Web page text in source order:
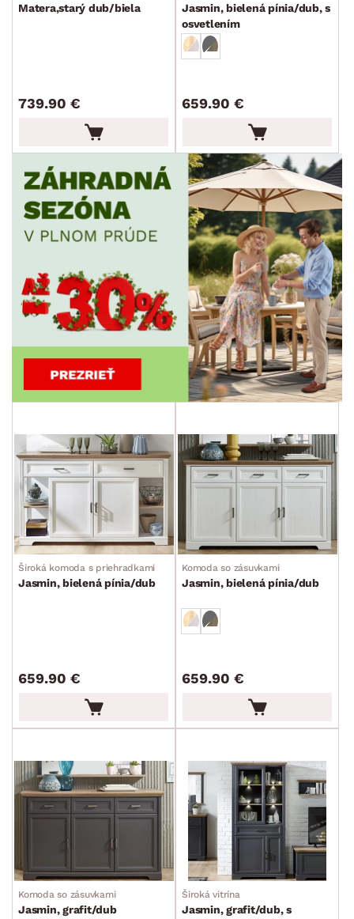
min. cm
min. cm max. cm
min. max. cm
TVAR
ŠTÝL
MIESTNOSŤ
ZNAČKA
PET FRIENDLY
SKLADOVOSŤ
Matera,starý dub/biela
739.90 €
Jasmin, bielená pínia/dub, s
osvetlením
659.90 €
Široká komoda s priehradkami
Jasmin, bielená pínia/dub
659.90 €
Komoda so zásuvkami
Jasmin, bielená pínia/dub
659.90 €
Komoda so zásuvkami
Jasmin, grafit/dub
Široká vitrína
Jasmin, grafit/dub, s